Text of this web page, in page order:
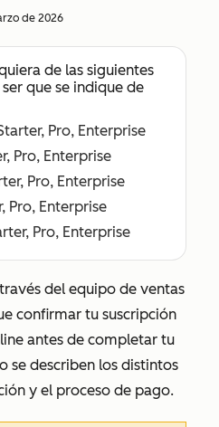
de 2026
de las siguientes
ser que se indique de
Pro, Enterprise
Pro, Enterprise
Pro, Enterprise
Pro, Enterprise
Pro, Enterprise
del equipo de ventas
confirmar tu suscripción
antes de completar tu
se describen los distintos
y el proceso de pago.